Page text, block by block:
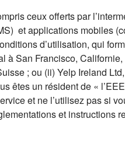
ceux offerts par
et applications mobiles
d’utilisation, qui
à San Francisco,
; ou (ii) Yelp Ireland
êtes un résident de «
et ne l’utilisez pas si
et instructions